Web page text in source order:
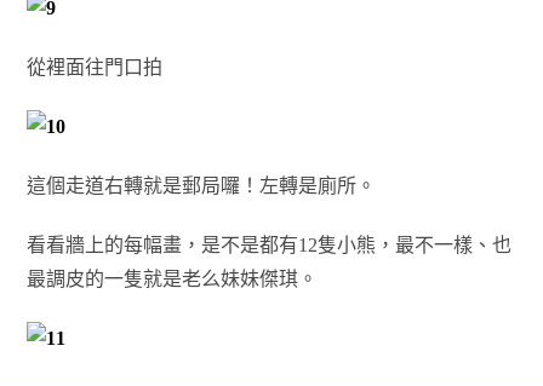
從裡面往門口拍
這個走道右轉就是郵局囉！左轉是廁所。
看看牆上的每幅畫，是不是都有12隻小熊，最不一樣、也
最調皮的一隻就是老么妹妹傑琪。